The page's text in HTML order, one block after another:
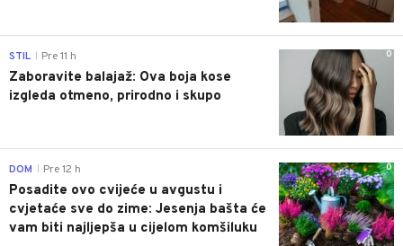
0
STIL Pre 11 h
Zaboravite balajaž: Ova boja kose
izgleda otmeno, prirodno i skupo
0
DOM Pre 12 h
Posadite ovo cvijeće u avgustu i
cvjetaće sve do zime: Jesenja bašta će
vam biti najljepša u cijelom komšiluku